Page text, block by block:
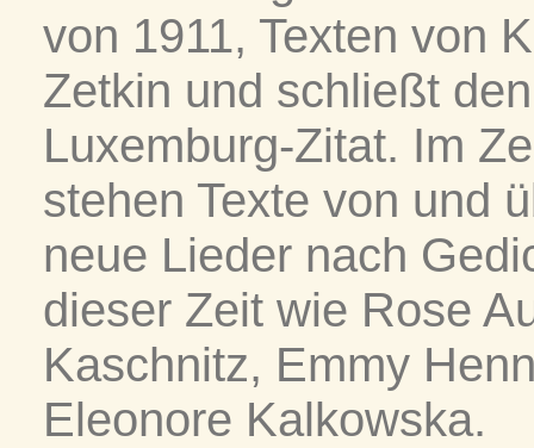
von 1911, Texten von
Zetkin und schließt
Luxemburg-Zitat. Im
stehen Texte von und
neue Lieder nach
dieser Zeit wie Rose
Kaschnitz, Emmy
Eleonore Kalkowska.